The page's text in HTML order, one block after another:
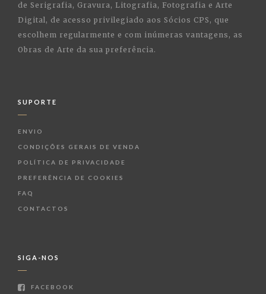
de Serigrafia, Gravura, Litografia, Fotografia e Arte
Digital, de acesso privilegiado aos Sócios CPS, que
escolhem regularmente e com inúmeras vantagens, as
Obras de Arte da sua preferência.
SUPORTE
ENVIO
CONDIÇÕES GERAIS DE VENDA
POLÍTICA DE PRIVACIDADE
PREFERÊNCIA DE COOKIES
FAQ
CONTACTOS
SIGA-NOS
FACEBOOK